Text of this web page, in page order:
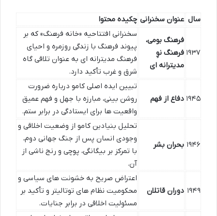
سال عنوان سخنرانی چکیده محتوا
۱۹۳۷
فرهنگ بومی،
فرهنگ نوِ
مدیترانه ای
سخنرانی افتتاحیه «خانه فرهنگ» که بر
پیوند فرهنگ با زندگی روزمره و احیای
فرهنگ مدیترانه ای به عنوان تلاقی گاه
شرق و غرب تأکید دارد.
۱۹۴۵ دفاع از فهم
تبیین ایده اصلی کامو درباره ضرورت
روشن بینی، مبارزه با جهل و فهم عمیق
واقعیت ها برای ایستادگی در برابر ستم.
۱۹۴۶ بحران بشر
تحلیل بنیادین کامو از وضعیت اخلاقی و
وجودی انسان پس از جنگ جهانی دوم،
با تمرکز بر بیگانگی، پوچی و رنج ناشی از
آن.
۱۹۴۹ دوران قاتلان
اعتراض صریح به خشونت های سیاسی و
محکومیت نظام های توتالیتر و تأکید بر
مسئولیت اخلاقی در برابر جنایات.